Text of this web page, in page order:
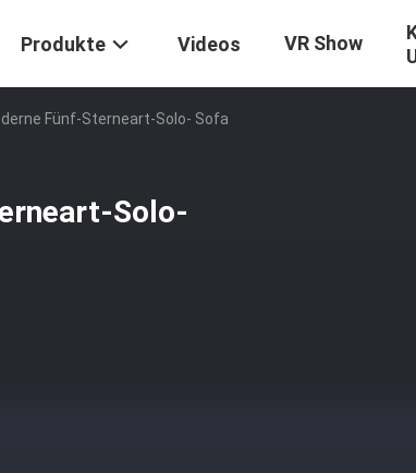
Produkte Videos VR Show
Fünf-Sterneart-Solo- Sofa
Solo-